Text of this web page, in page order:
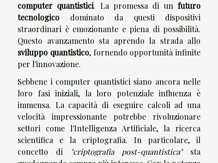
computer quantistici. La promessa di unfuturo
tecnologico dominato da questi dispositivi
straordinari è emozionante e piena di possibilità.
Questo avanzamento sta aprendo la strada allo
sviluppo quantistico, fornendo opportunità infinite
per l'innovazione.
Sebbene i computer quantistici siano ancora nelle
loro fasi iniziali, la loro potenziale influenza è
immensa. La capacità di eseguire calcoli ad una
velocità impressionante potrebbe rivoluzionare
settori come l'Intelligenza Artificiale, la ricerca
scientifica e la criptografia. In particolare, il
concetto di
"criptografia post-quantistica"sta